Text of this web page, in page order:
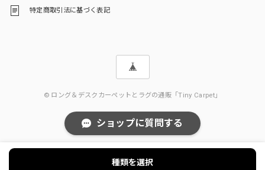
特定商取引法に基づく表記
© ロング＆デスクカーペットとラグの通販「Tiny Carpet」
種類を選択
ショップに質問する